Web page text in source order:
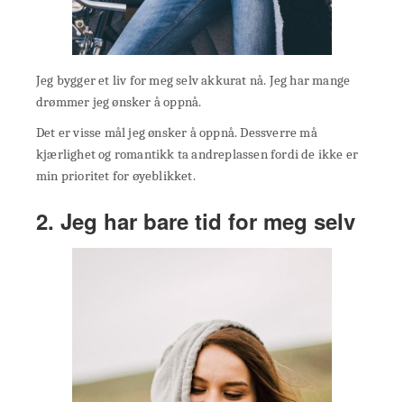
Jeg bygger et liv for meg selv akkurat nå. Jeg har mange
drømmer jeg ønsker å oppnå.
Det er visse mål jeg ønsker å oppnå. Dessverre må
kjærlighet og romantikk ta andreplassen fordi de ikke er
min prioritet for øyeblikket.
2. Jeg har bare tid for meg selv